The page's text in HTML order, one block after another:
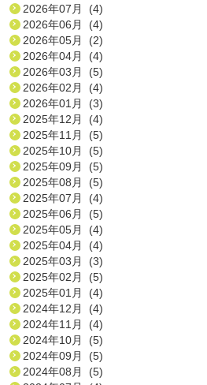
2026年07月 (4)
2026年06月 (4)
2026年05月 (2)
2026年04月 (4)
2026年03月 (5)
2026年02月 (4)
2026年01月 (3)
2025年12月 (4)
2025年11月 (5)
2025年10月 (5)
2025年09月 (5)
2025年08月 (5)
2025年07月 (4)
2025年06月 (5)
2025年05月 (4)
2025年04月 (4)
2025年03月 (3)
2025年02月 (5)
2025年01月 (4)
2024年12月 (4)
2024年11月 (4)
2024年10月 (5)
2024年09月 (5)
2024年08月 (5)